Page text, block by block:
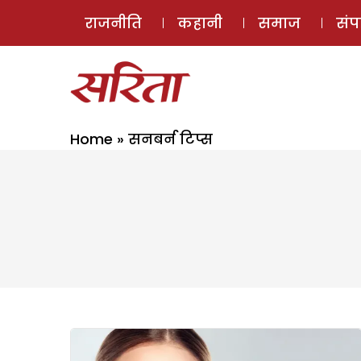
राजनीति कहानी समाज
Home » सनबर्न टिप्स